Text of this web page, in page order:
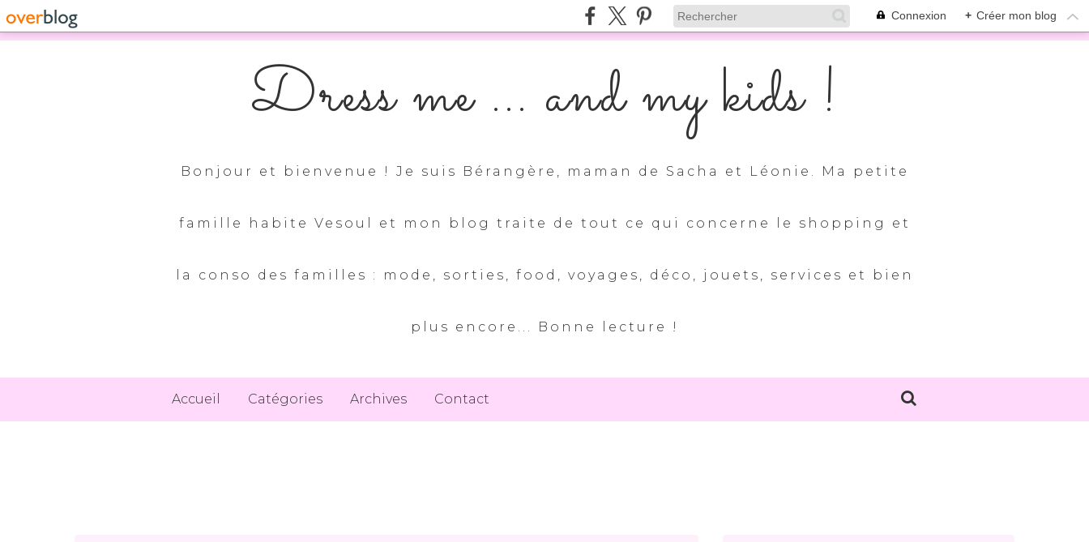
Connexion + Créer mon blog
Dress me ... and my kids !
Bonjour et bienvenue ! Je suis Bérangère, maman de Sacha et Léonie. Ma petite
famille habite Vesoul et mon blog traite de tout ce qui concerne le shopping et
la conso des familles : mode, sorties, food, voyages, déco, jouets, services et bien
plus encore... Bonne lecture !
Accueil Catégories Archives Contact